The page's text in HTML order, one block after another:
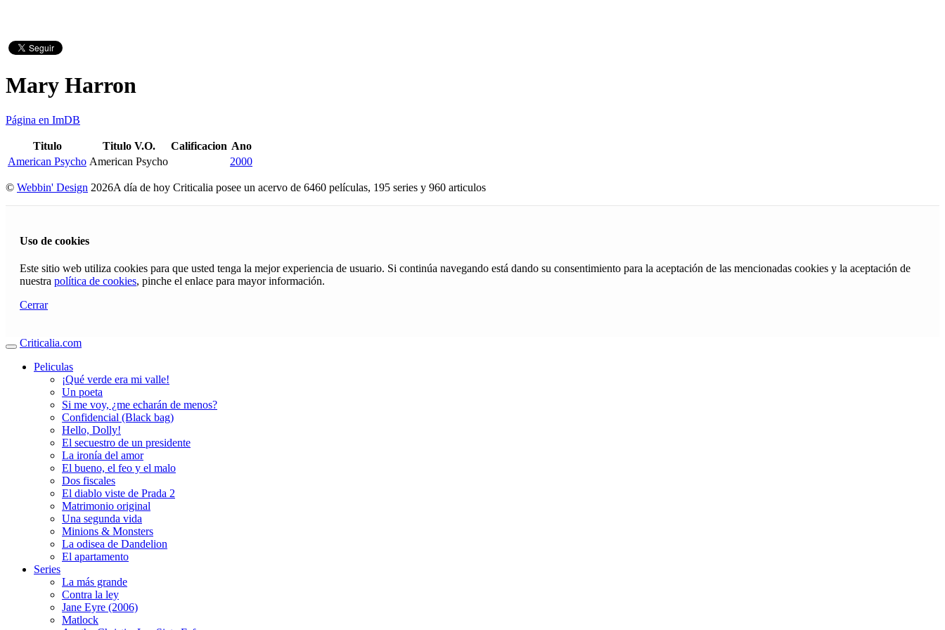
Mary Harron
Página en ImDB
Titulo Titulo V.O. Calificacion Ano
American Psycho American Psycho 2000
© Webbin' Design 2026A día de hoy Criticalia posee un acervo de 6460 películas, 195 series y 960 articulos
Uso de cookies
Este sitio web utiliza cookies para que usted tenga la mejor experiencia de usuario. Si continúa navegando está dando su consentimiento para la aceptación de las mencionadas cookies y la aceptación de
nuestra política de cookies, pinche el enlace para mayor información.
Cerrar
Criticalia.com
Peliculas
¡Qué verde era mi valle!
Un poeta
Si me voy, ¿me echarán de menos?
Confidencial (Black bag)
Hello, Dolly!
El secuestro de un presidente
La ironía del amor
El bueno, el feo y el malo
Dos fiscales
El diablo viste de Prada 2
Matrimonio original
Una segunda vida
Minions & Monsters
La odisea de Dandelion
El apartamento
Series
La más grande
Contra la ley
Jane Eyre (2006)
Matlock